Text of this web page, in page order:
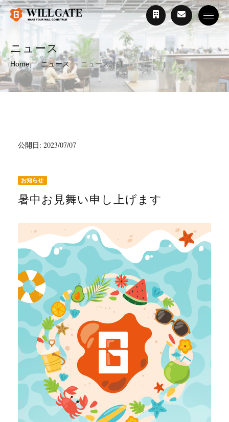
ニュース
Home ニュース ニュース詳細
公開日: 2023/07/07
お知らせ
暑中お見舞い申し上げます